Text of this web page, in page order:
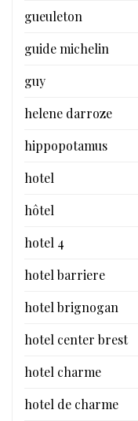
gueuleton
guide michelin
guy
helene darroze
hippopotamus
hotel
hôtel
hotel 4
hotel barriere
hotel brignogan
hotel center brest
hotel charme
hotel de charme